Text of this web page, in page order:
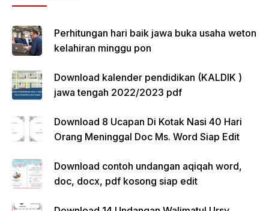
Perhitungan hari baik jawa buka usaha weton
kelahiran minggu pon
Download kalender pendidikan (KALDIK )
jawa tengah 2022/2023 pdf
Download 8 Ucapan Di Kotak Nasi 40 Hari
Orang Meninggal Doc Ms. Word Siap Edit
Download contoh undangan aqiqah word,
doc, docx, pdf kosong siap edit